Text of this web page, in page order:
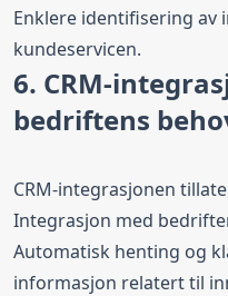
Enklere identifisering
kundeservicen.
6. CRM-
bedriftens
CRM-integrasjonen
Integrasjon med
Automatisk henting og
informasjon relatert til